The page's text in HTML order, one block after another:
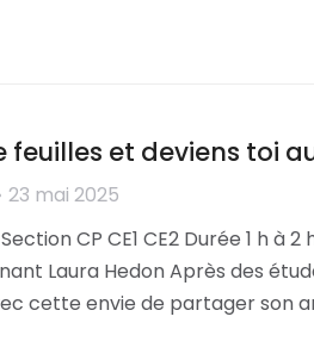
et deviens toi
23 mai 2025
CP CE1 CE2 Durée 1 h
Laura Hedon Après des
cette envie de partager son